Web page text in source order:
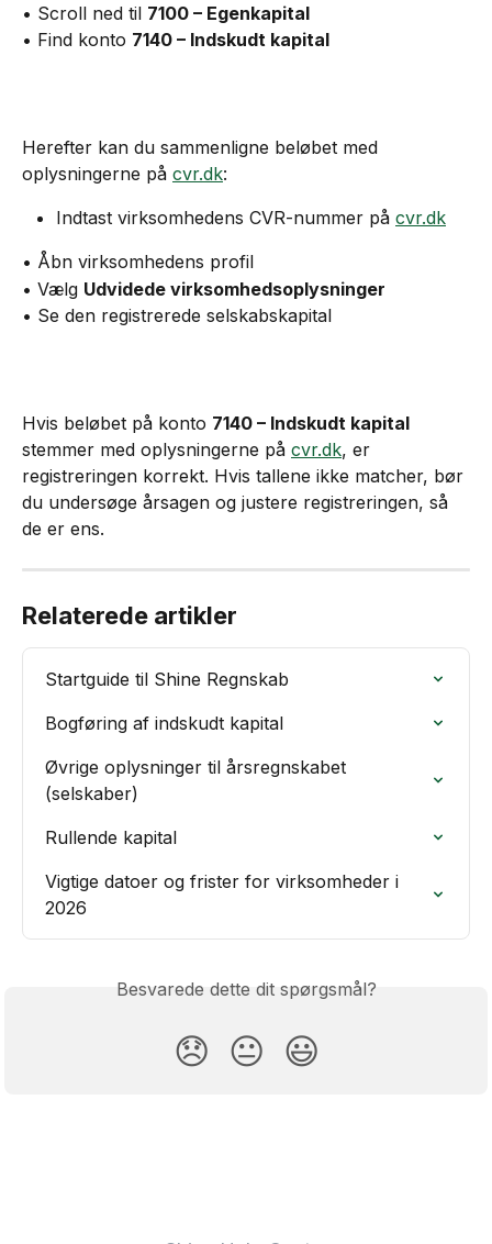
• Scroll ned til 7100 – Egenkapital
• Find konto 7140 – Indskudt kapital
Herefter kan du sammenligne beløbet med
oplysningerne på cvr.dk:
Indtast virksomhedens CVR-nummer på cvr.dk
• Åbn virksomhedens profil
• Vælg Udvidede virksomhedsoplysninger
• Se den registrerede selskabskapital
Hvis beløbet på konto 7140 – Indskudt kapital
stemmer med oplysningerne på cvr.dk, er
registreringen korrekt. Hvis tallene ikke matcher, bør
du undersøge årsagen og justere registreringen, så
de er ens.
Relaterede artikler
Startguide til Shine Regnskab
Bogføring af indskudt kapital
Øvrige oplysninger til årsregnskabet
(selskaber)
Rullende kapital
Vigtige datoer og frister for virksomheder i
2026
Besvarede dette dit spørgsmål?
😞 😐 😃